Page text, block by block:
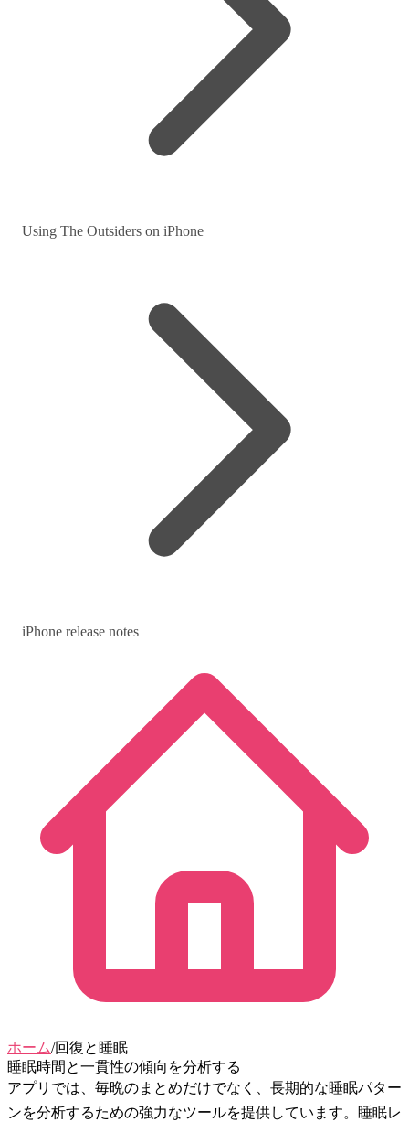
Using The Outsiders on iPhone
iPhone release notes
ホーム/回復と睡眠
睡眠時間と一貫性の傾向を分析する
アプリでは、毎晩のまとめだけでなく、長期的な睡眠パター
ンを分析するための強力なツールを提供しています。睡眠レ